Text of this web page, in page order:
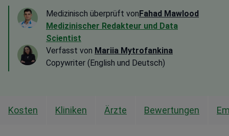
Medizinisch überprüft vonFahad Mawlood
Medizinischer Redakteur und Data
Scientist
Verfasst von Mariia Mytrofankina
Copywriter (English und Deutsch)
Kosten Kliniken Ärzte Bewertungen